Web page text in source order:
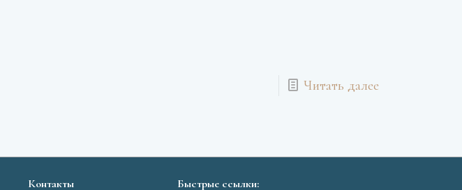
Читать далее
Контакты
Быстрые ссылки: